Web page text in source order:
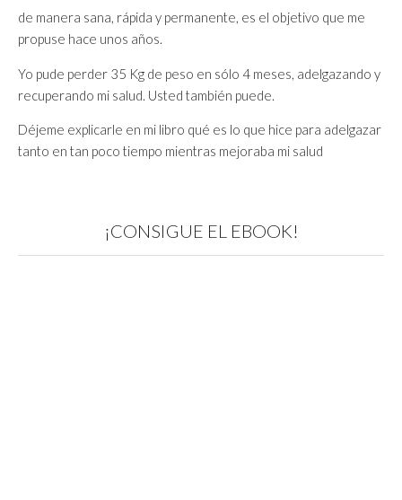
de manera sana, rápida y permanente, es el objetivo que me
propuse hace unos años.
Yo pude perder 35 Kg de peso en sólo 4 meses, adelgazando y
recuperando mi salud. Usted también puede.
Déjeme explicarle en mi libro qué es lo que hice para adelgazar
tanto en tan poco tiempo mientras mejoraba mi salud
¡CONSIGUE EL EBOOK!